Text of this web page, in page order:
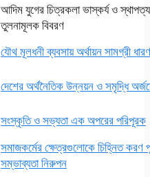
আদিম যুগের চিত্রকলা ভাস্কর্য ও
তুলনামূলক বিবরণ
যৌথ মূলধনী ব্যবসায় অর্থায়ন সামগ্রী
দেশের অর্থনৈতিক উন্নয়ন ও সমৃদ্ধি
সংস্কৃতি ও সভ্যতা এক অপরের পরিপূরক
সমাজকর্মের ক্ষেত্রগুলোকে চিহ্নিত করণ
সম্ভাব্যতা নিরুপন